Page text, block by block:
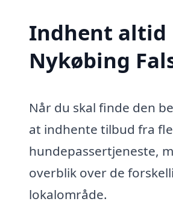
Indhent altid
Nykøbing
Når du skal finde den
at indhente tilbud fra
hundepassertjeneste,
overblik over de
lokalområde.